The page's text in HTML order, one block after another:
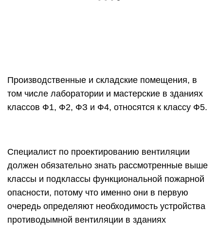
Производственные и складские помещения, в
том числе лаборатории и мастерские в зданиях
классов Ф1, Ф2, ФЗ и Ф4, относятся к классу Ф5.
Специалист по проектированию вентиляции
должен обязательно знать рассмотренные выше
классы и подклассы функциональной пожар­ной
опасности, потому что именно они в первую
очередь определяют не­обходимость устройства
противодымной вентиляции в зданиях